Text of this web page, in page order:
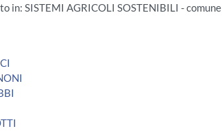
in: SISTEMI AGRICOLI SOSTENIBILI - comune